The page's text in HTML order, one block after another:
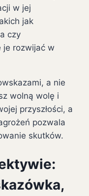
w jej
jak
czy
je rozwijać w
a nie
wolną wolę i
przyszłości, a
pozwala
skutków.